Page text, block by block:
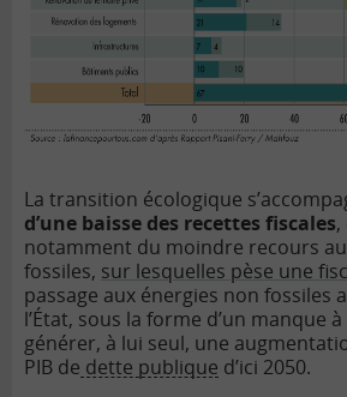
La transition écologique
d’une baisse des recettes fiscales
notamment du moindre recours
fossiles, sur lesquelles pèse une
passage aux énergies non fossiles
l’État, sous la forme d’un manque
générer, à lui seul, une
PIB de dette publique d’ici 2050.